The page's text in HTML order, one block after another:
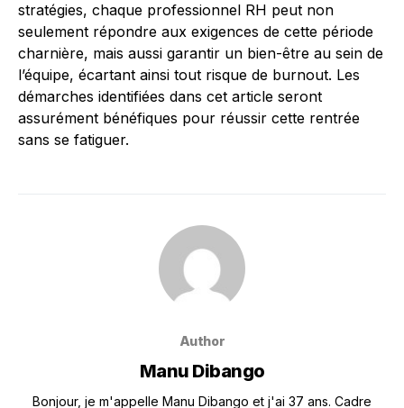
stratégies, chaque professionnel RH peut non
seulement répondre aux exigences de cette période
charnière, mais aussi garantir un bien-être au sein de
l’équipe, écartant ainsi tout risque de burnout. Les
démarches identifiées dans cet article seront
assurément bénéfiques pour réussir cette rentrée
sans se fatiguer.
Author
Manu Dibango
Bonjour, je m'appelle Manu Dibango et j'ai 37 ans. Cadre